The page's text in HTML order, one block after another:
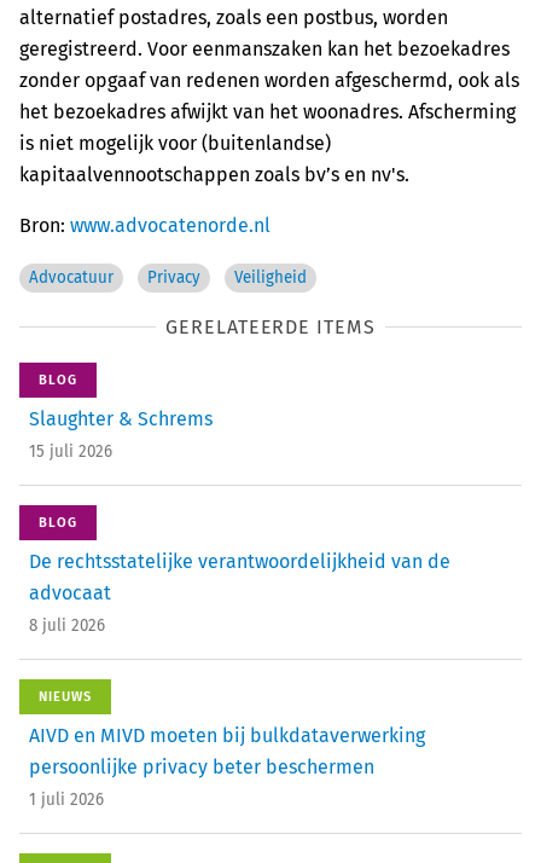
alternatief postadres, zoals een postbus, worden
geregistreerd. Voor eenmanszaken kan het bezoekadres
zonder opgaaf van redenen worden afgeschermd, ook als
het bezoekadres afwijkt van het woonadres. Afscherming
is niet mogelijk voor (buitenlandse)
kapitaalvennootschappen zoals bv’s en nv's.
Bron: www.advocatenorde.nl
Advocatuur Privacy Veiligheid
GERELATEERDE ITEMS
BLOG
Slaughter & Schrems
15 juli 2026
BLOG
De rechtsstatelijke verantwoordelijkheid van de
advocaat
8 juli 2026
NIEUWS
AIVD en MIVD moeten bij bulkdataverwerking
persoonlijke privacy beter beschermen
1 juli 2026